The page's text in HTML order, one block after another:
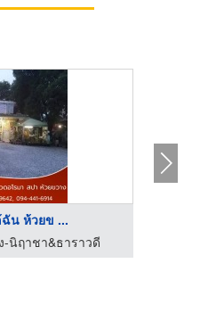
น ห้วยข ...
นิฤาชา&ธาราวดี